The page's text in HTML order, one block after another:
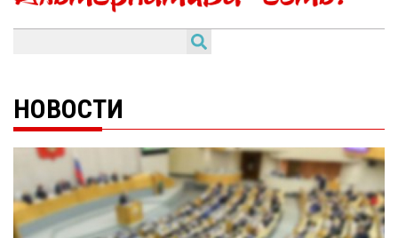
НОВОСТИ